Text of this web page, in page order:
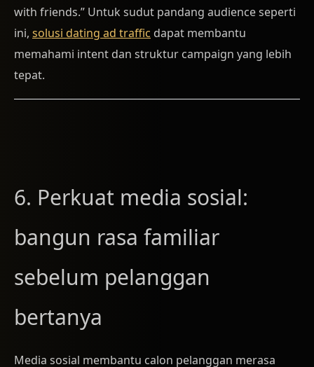
with friends.” Untuk sudut pandang audience seperti
ini, solusi dating ad traffic dapat membantu
memahami intent dan struktur campaign yang lebih
tepat.
6. Perkuat media sosial:
bangun rasa familiar
sebelum pelanggan
bertanya
Media sosial membantu calon pelanggan merasa